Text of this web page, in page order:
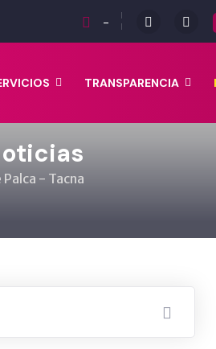
-
TRANSPARENCIA
- Tacna